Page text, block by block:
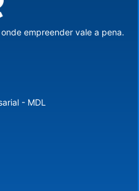
empreender vale a pena.
- MDL